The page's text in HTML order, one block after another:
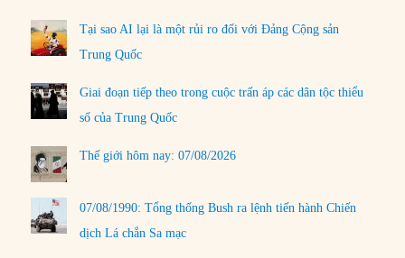
Tại sao AI lại là một rủi ro đối với Đảng Cộng sản
Trung Quốc
Giai đoạn tiếp theo trong cuộc trấn áp các dân tộc thiểu
số của Trung Quốc
Thế giới hôm nay: 07/08/2026
07/08/1990: Tổng thống Bush ra lệnh tiến hành Chiến
dịch Lá chắn Sa mạc